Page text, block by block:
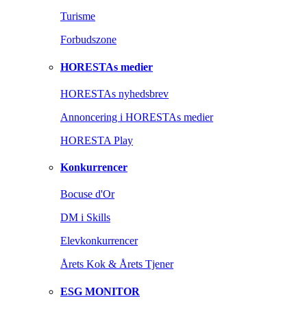
Turisme
Forbudszone
HORESTAs medier
HORESTAs nyhedsbrev
Annoncering i HORESTAs medier
HORESTA Play
Konkurrencer
Bocuse d'Or
DM i Skills
Elevkonkurrencer
Årets Kok & Årets Tjener
ESG MONITOR